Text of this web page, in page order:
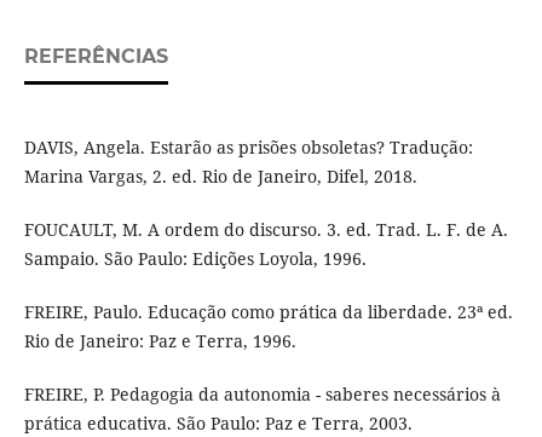
REFERÊNCIAS
DAVIS, Angela. Estarão as prisões obsoletas? Tradução:
Marina Vargas, 2. ed. Rio de Janeiro, Difel, 2018.
FOUCAULT, M. A ordem do discurso. 3. ed. Trad. L. F. de A.
Sampaio. São Paulo: Edições Loyola, 1996.
FREIRE, Paulo. Educação como prática da liberdade. 23ª ed.
Rio de Janeiro: Paz e Terra, 1996.
FREIRE, P. Pedagogia da autonomia - saberes necessários à
prática educativa. São Paulo: Paz e Terra, 2003.